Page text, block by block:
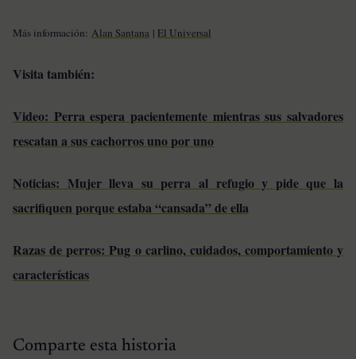
Más información: Alan Santana | El Universal
Visita también:
Video: Perra espera pacientemente mientras sus salvadores
rescatan a sus cachorros uno por uno
Noticias: Mujer lleva su perra al refugio y pide que la
sacrifiquen porque estaba “cansada” de ella
Razas de perros: Pug o carlino, cuidados, comportamiento y
características
Comparte esta historia